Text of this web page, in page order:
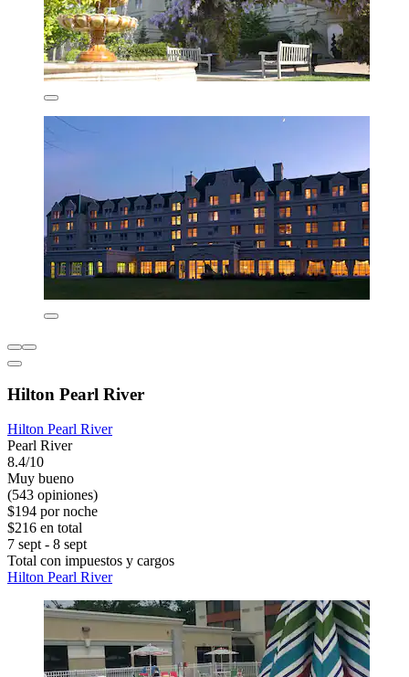
Hilton Pearl River
Hilton Pearl River
Pearl River
8.4/10
Muy bueno
(543 opiniones)
$194 por noche
$216 en total
7 sept - 8 sept
Total con impuestos y cargos
Hilton Pearl River